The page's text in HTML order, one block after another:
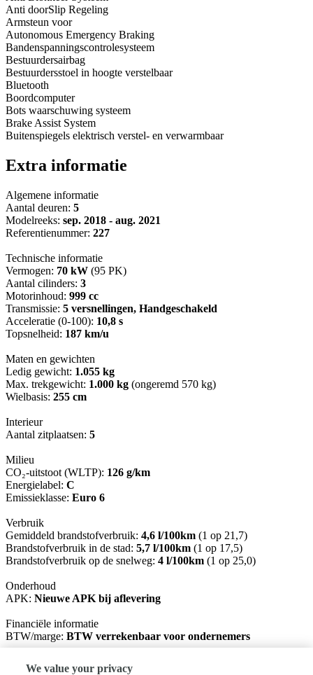
Anti doorSlip Regeling
Armsteun voor
Autonomous Emergency Braking
Bandenspanningscontrolesysteem
Bestuurdersairbag
Bestuurdersstoel in hoogte verstelbaar
Bluetooth
Boordcomputer
Bots waarschuwing systeem
Brake Assist System
Buitenspiegels elektrisch verstel- en verwarmbaar
Extra informatie
Algemene informatie
Aantal deuren: 5
Modelreeks: sep. 2018 - aug. 2021
Referentienummer: 227
Technische informatie
Vermogen: 70 kW (95 PK)
Aantal cilinders: 3
Motorinhoud: 999 cc
Transmissie: 5 versnellingen, Handgeschakeld
Acceleratie (0-100): 10,8 s
Topsnelheid: 187 km/u
Maten en gewichten
Ledig gewicht: 1.055 kg
Max. trekgewicht: 1.000 kg (ongeremd 570 kg)
Wielbasis: 255 cm
Interieur
Aantal zitplaatsen: 5
Milieu
CO₂-uitstoot (WLTP): 126 g/km
Energielabel: C
Emissieklasse: Euro 6
Verbruik
Gemiddeld brandstofverbruik: 4,6 l/100km (1 op 21,7)
Brandstofverbruik in de stad: 5,7 l/100km (1 op 17,5)
Brandstofverbruik op de snelweg: 4 l/100km (1 op 25,0)
Onderhoud
APK: Nieuwe APK bij aflevering
Financiële informatie
BTW/marge: BTW verrekenbaar voor ondernemers
We value your privacy